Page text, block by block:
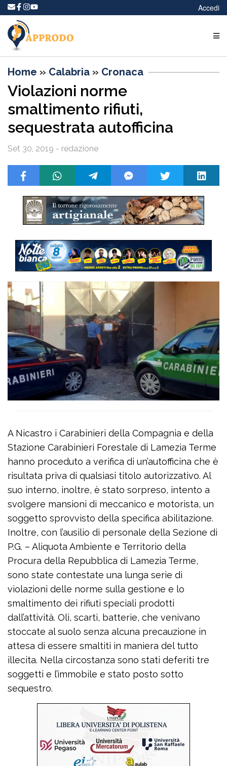
Accedi
Home » Calabria » Cronaca
Violazioni norme
smaltimento rifiuti,
sequestrata autofficina
Set 30, 2019 - redazione
A Nicastro i Carabinieri della Compagnia e della
Stazione Carabinieri Forestale di Lamezia Terme
hanno proceduto a verifica di un’autofficina che è
risultata priva di qualsiasi titolo autorizzativo. Al
suo interno, inoltre, è stato sorpreso, intento a
svolgere mansioni di meccanico e motorista, un
soggetto sprovvisto della specifica abilitazione.
Inoltre, con l’ausilio di personale della Sezione di
P.G. – Aliquota Ambiente e Territorio della
Procura della Repubblica di Lamezia Terme,
sono state contestate una lunga serie di
violazioni delle norme sulla gestione e lo
smaltimento dei rifiuti speciali prodotti
dall’attività. Oli, scarti, batterie, che venivano
stoccate al suolo senza alcuna precauzione in
attesa di essere smaltiti in maniera del tutto
illecita. Nella circostanza sono stati deferiti tre
soggetti e l’immobile e stato posto sotto
sequestro.